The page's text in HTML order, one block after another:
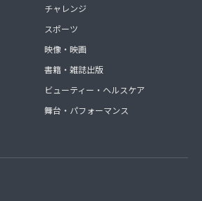
チャレンジ
スポーツ
映像・映画
書籍・雑誌出版
ビューティー・ヘルスケア
舞台・パフォーマンス